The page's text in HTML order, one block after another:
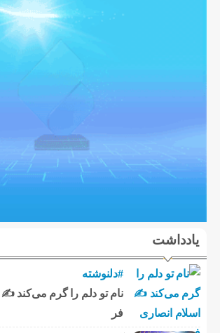
یادداشت
#دلنوشته
نام تو دلم را گرم می‌کند ✍️
فر